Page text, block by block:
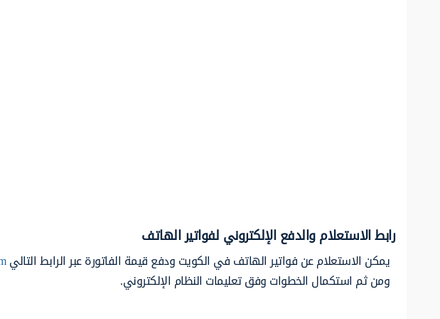
رابط الاستعلام والدفع الإلكتروني لفواتير الهاتف
يمكن الاستعلام عن فواتير الهاتف في الكويت ودفع قيمة الفاتورة عبر الرابط التالي
ومن ثم استكمال الخطوات وفق تعليمات النظام الإلكتروني.